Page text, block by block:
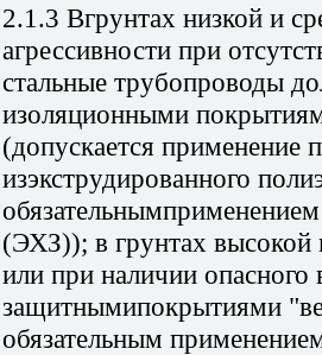
2.1.3 Вгрунтах низкой и
агрессивности при
стальные трубопроводы
изоляционными
(допускается применение
изэкструдированного
(ЭХЗ)); в грунтах высокой
или при наличии
защитнымипокрытиями
обязательным